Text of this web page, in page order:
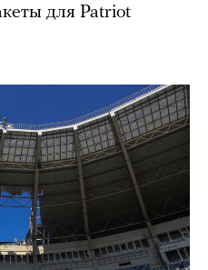
для Patriot